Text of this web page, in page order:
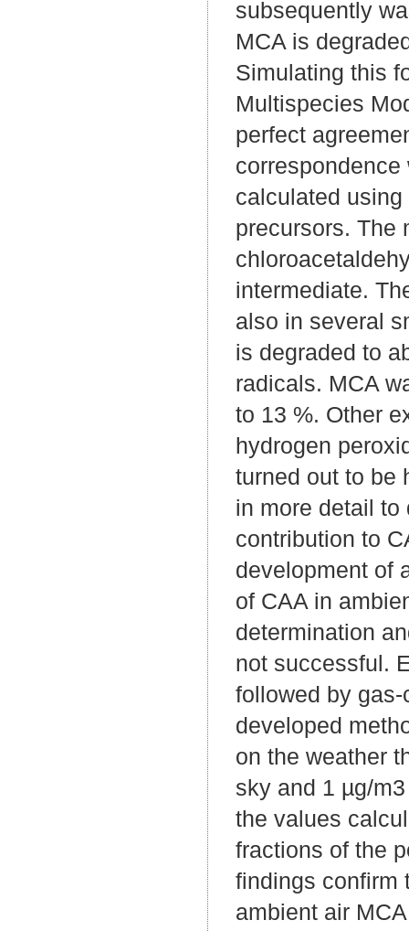
subsequently
MCA is
Simulating this
Multispecies
perfect
calculated
precursors. The
intermediate.
also in several
is degraded to
radicals. MCA
to 13 %. Other
hydrogen
turned out to be
in more detail
contribution to
development of
of CAA in
determination
not successful.
followed by
developed
on the weather
sky and 1 µg/
the values
fractions of the
findings confirm
ambient air